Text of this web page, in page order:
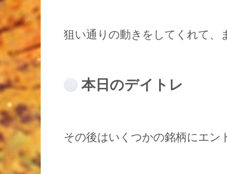
狙い通りの動きをしてくれて、
本日のデイトレ
その後はいくつかの銘柄にエン